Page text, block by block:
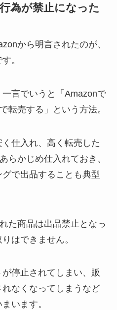
為が禁止になった
から明言されたのが、
。
言でいうと「Amazonで
転売する」という方法。
仕入れ、高く転売した
らかじめ仕入れておき、
で出品することも典型
た商品は出品禁止となっ
はできません。
停止されてしまい、販
なくなってしまうなど
います。